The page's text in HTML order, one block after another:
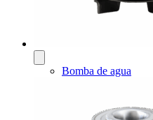
Bomba de agua